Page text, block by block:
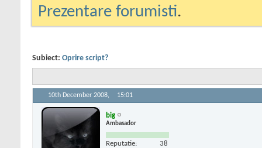
Prezentare forumisti.
Subiect: Oprire script?
10th December 2008, 15:01
big
Ambasador
Reputatie: 38